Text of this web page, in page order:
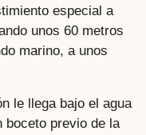
especial a
unos 60 metros
marino, a unos
le llega bajo el agua
boceto previo de la